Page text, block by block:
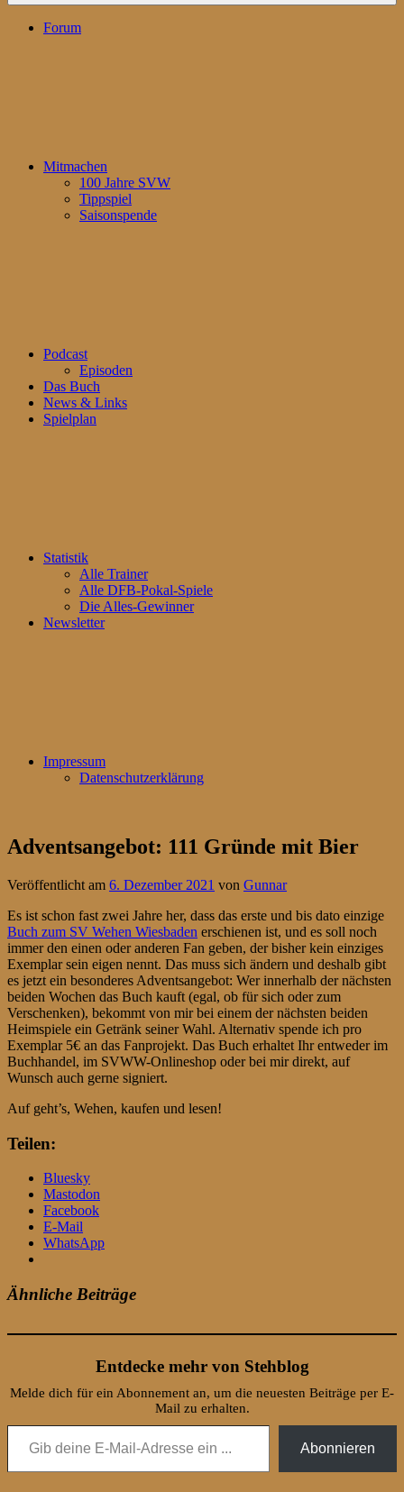
Forum
Mitmachen
100 Jahre SVW
Tippspiel
Saisonspende
Podcast
Episoden
Das Buch
News & Links
Spielplan
Statistik
Alle Trainer
Alle DFB-Pokal-Spiele
Die Alles-Gewinner
Newsletter
Impressum
Datenschutzerklärung
Adventsangebot: 111 Gründe mit Bier
Veröffentlicht am 6. Dezember 2021 von Gunnar
Es ist schon fast zwei Jahre her, dass das erste und bis dato einzige
Buch zum SV Wehen Wiesbaden erschienen ist, und es soll noch
immer den einen oder anderen Fan geben, der bisher kein einziges
Exemplar sein eigen nennt. Das muss sich ändern und deshalb gibt
es jetzt ein besonderes Adventsangebot: Wer innerhalb der nächsten
beiden Wochen das Buch kauft (egal, ob für sich oder zum
Verschenken), bekommt von mir bei einem der nächsten beiden
Heimspiele ein Getränk seiner Wahl. Alternativ spende ich pro
Exemplar 5€ an das Fanprojekt. Das Buch erhaltet Ihr entweder im
Buchhandel, im SVWW-Onlineshop oder bei mir direkt, auf
Wunsch auch gerne signiert.
Auf geht’s, Wehen, kaufen und lesen!
Teilen:
Bluesky
Mastodon
Facebook
E-Mail
WhatsApp
Ähnliche Beiträge
Entdecke mehr von Stehblog
Melde dich für ein Abonnement an, um die neuesten Beiträge per E-
Mail zu erhalten.
Gib deine E-Mail-Adresse ein ...
Abonnieren